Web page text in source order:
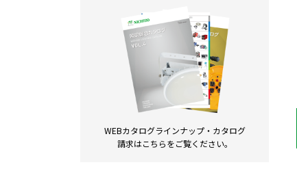
WEBカタログラインナップ・ カタログ
請求はこちらをご覧ください。